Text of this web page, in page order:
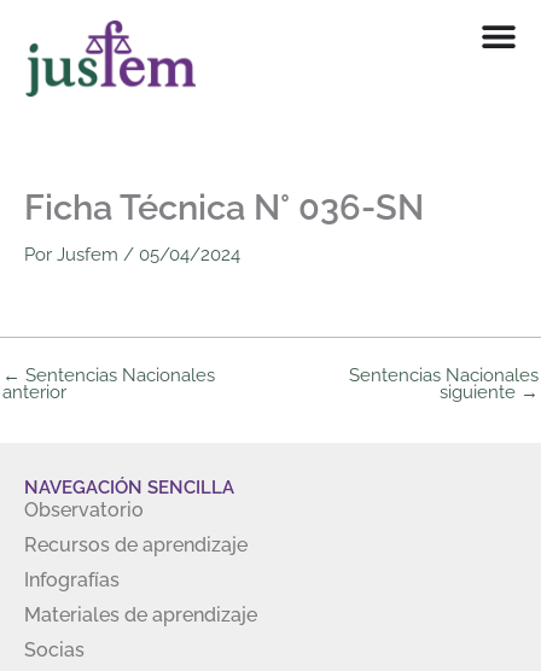
contenido
Ficha Técnica N° 036-SN
Por Jusfem / 05/04/2024
← Sentencias Nacionales
anterior
Sentencias Nacionales
siguiente →
NAVEGACIÓN SENCILLA
Observatorio
Recursos de aprendizaje
Infografías
Materiales de aprendizaje
Socias